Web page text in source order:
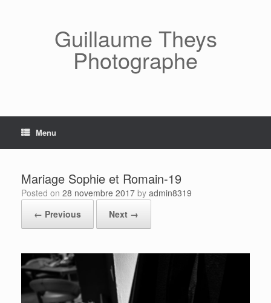
Guillaume Theys
Photographe
Menu
Mariage Sophie et Romain-19
Posted on 28 novembre 2017 by admin8319
← Previous
Next →